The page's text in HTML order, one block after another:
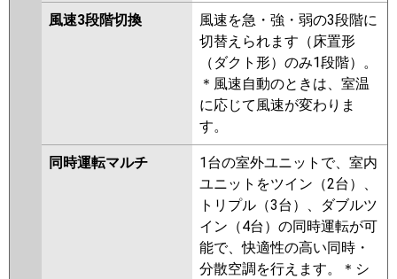
風速3段階切換
風速を急・強・弱の3段階に
切替えられます（床置形
（ダクト形）のみ1段階）。
＊風速自動のときは、室温
に応じて風速が変わりま
す。
同時運転マルチ
1台の室外ユニットで、室内
ユニットをツイン（2台）、
トリプル（3台）、ダブルツ
イン（4台）の同時運転が可
能で、快適性の高い同時・
分散空調を行えます。＊シ